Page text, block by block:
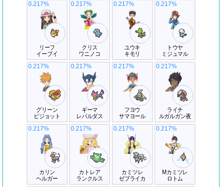
リーフ
イーブイ
0.217%
クリス
ワニノコ
0.217%
ユウキ
キモリ
0.217%
トウヤ
ミジュマル
0.217%
グリーン
ピジョット
0.217%
ギーマ
レパルダス
0.217%
フヨウ
サマヨール
0.217%
ライチ
ルガルガン夜
0.217%
カリン
ヘルガー
0.217%
カトレア
ランクルス
0.217%
カミツレ
ゼブライカ
0.217%
Mカミツレ
ロトム
0.217%